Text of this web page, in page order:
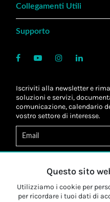
Collegamenti Utili
Supporto
Iscriviti alla newsletter e
soluzioni e servizi,
comunicazione, calendario
vostro settore di interesse.
Letta l'informativa,
personali*
Letta l'informativa,
personali a fini di
Questo sito
Utilizziamo i cookie per
per ricordare i tuoi dati di